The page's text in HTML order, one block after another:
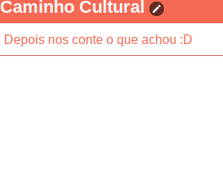
Caminho Cultural
Depois nos conte o que achou :D